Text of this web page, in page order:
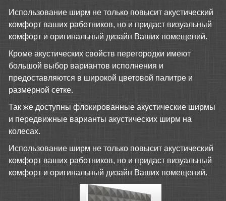
Использование ширм не только повысит акустический
комфорт ваших работников, но и придаст визуальный
комфорт и оригинальный дизайн Ваших помещений.
Кроме акустических свойств перегородки имеют
большой выбор вариантов исполнения и
предоставляются в широкой цветовой палитре и
размерной сетке.
Так же доступны флокированные акустические ширмы
и передвижные варианты акустических ширм на
колесах.
Использование ширм не только повысит акустический
комфорт ваших работников, но и придаст визуальный
комфорт и оригинальный дизайн Ваших помещений.